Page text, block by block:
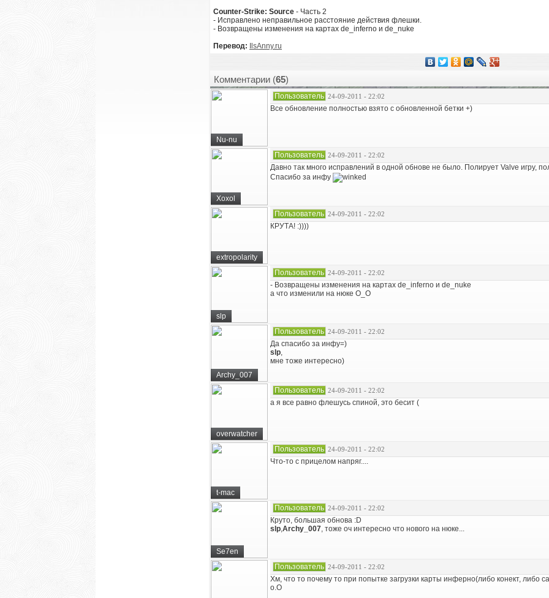
Counter-Strike: Source - Часть 2
- Исправлено неправильное расстояние действия флешки.
- Возвращены изменения на картах de_inferno и de_nuke
Перевод:
IlsAnny.ru
Комментарии (65)
Nu-nu
Пользователь 24-09-2011 - 22:02
Все обновление полностью взято с обновленной бетки +)
Xoxol
Пользователь 24-09-2011 - 22:02
Давно так много исправлений в одной обнове не было. Полирует Valve игру,
Спасибо за инфу
extropolarity
Пользователь 24-09-2011 - 22:02
КРУТА! :))))
slp
Пользователь 24-09-2011 - 22:02
- Возвращены изменения на картах de_inferno и de_nuke
а что изменили на нюке O_O
Archy_007
Пользователь 24-09-2011 - 22:02
Да спасибо за инфу=)
slp,
мне тоже интересно)
overwatcher
Пользователь 24-09-2011 - 22:02
а я все равно флешусь спиной, это бесит (
t-mac
Пользователь 24-09-2011 - 22:02
Что-то с прицелом напряг....
Se7en
Пользователь 24-09-2011 - 22:02
Круто, большая обнова :D
slp,Archy_007, тоже оч интересно что нового на нюке...
Пользователь 24-09-2011 - 22:02
Хм, что то почему то при попытке загрузки карты инферно(либо конект, либо
о.О